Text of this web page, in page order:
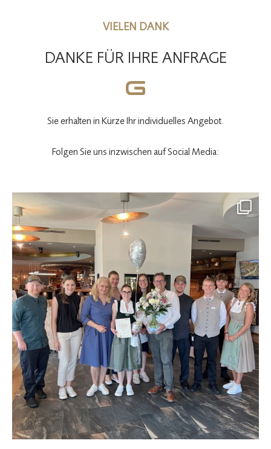
VIELEN DANK
DANKE FÜR IHRE ANFRAGE
Sie erhalten in Kürze Ihr individuelles Angebot.
Folgen Sie uns inzwischen auf Social Media: